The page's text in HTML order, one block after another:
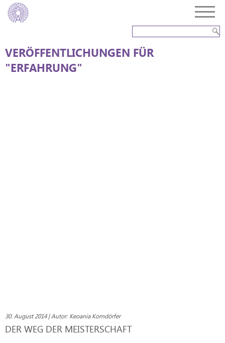
VERÖFFENTLICHUNGEN FÜR
"ERFAHRUNG"
30. August 2014 | Autor: Keoania Korndörfer
DER WEG DER MEISTERSCHAFT